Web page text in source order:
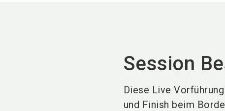
Session
Diese Live
und Finish beim